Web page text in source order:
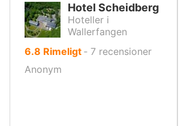
Hotel Scheidberg
Hoteller i
Wallerfangen
6.8 ud
10,
Rimeligt ‐ 7 recensioner
Anonym